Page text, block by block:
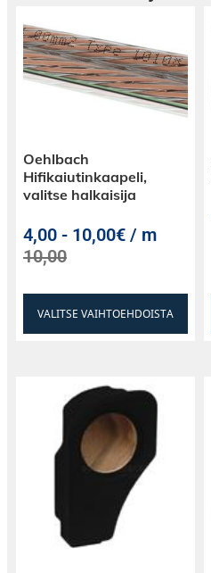
Oehlbach
Hifikaiutinkaapeli,
valitse halkaisija
4,00 - 10,00€ / m
10,00
VALITSE VAIHTOEHDOISTA